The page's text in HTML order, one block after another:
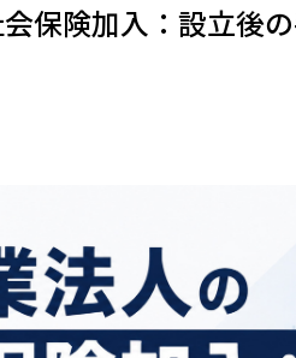
保険加入：設立後